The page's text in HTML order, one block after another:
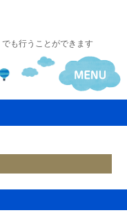
も行うことができます